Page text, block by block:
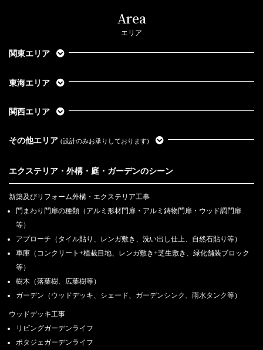
Area
エリア
関東エリア
東海エリア
関西エリア
その他エリア (設計のみお承りしております)
エクステリア・外構・庭・ガーデンのシーン
新築及びリフォーム外構・エクステリア工事
門まわり門扉の種類（アルミ形材門扉・アルミ鋳物門扉・ウッド調門扉
等）
アプローチ（タイル貼り、レンガ敷き、洗い出し仕上、自然石貼り等）
車庫（コンクリート+植栽目地、レンガ敷き+芝生敷き、緑化舗装ブロック
等）
樹木（落葉樹、広葉樹等）
ガーデン（ウッドデッキ、シェード、ガーデンシンク、雨水タンク等）
ウッドデッキ工事
リビングガーデンライフ
ポタジェガーデンライフ